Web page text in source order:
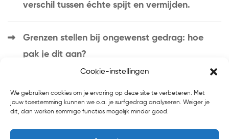
Cookie-instellingen
We gebruiken cookies om je ervaring op deze site te verbeteren. Met
jouw toestemming kunnen we o.a. je surfgedrag analyseren. Weiger je
dit, dan werken sommige functies mogelijk minder goed.
verschil tussen échte spijt en vermijden.
Grenzen stellen bij ongewenst gedrag: hoe
pak je dit aan?